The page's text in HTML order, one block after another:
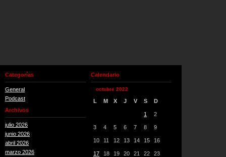
Categorías
General
Podcast
Archivos
julio 2026
junio 2026
abril 2026
marzo 2026
Calendario
octubre 2022
L M X J V S D
1 2
3 4 5 6 7 8 9
10 11 12 13 14 15 16
17 18 19 20 21 22 23